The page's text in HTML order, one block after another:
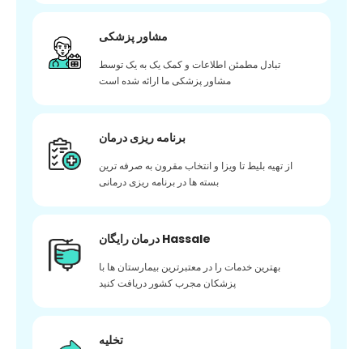
مشاور پزشکی
تبادل مطمئن اطلاعات و کمک یک به یک توسط
مشاور پزشکی ما ارائه شده است
برنامه ریزی درمان
از تهیه بلیط تا ویزا و انتخاب مقرون به صرفه ترین
بسته ها در برنامه ریزی درمانی
درمان رایگان Hassale
بهترین خدمات را در معتبرترین بیمارستان ها با
پزشکان مجرب کشور دریافت کنید
تخلیه